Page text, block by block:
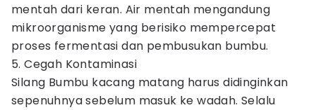
mentah dari keran. Air mentah mengandung
mikroorganisme yang berisiko mempercepat
proses fermentasi dan pembusukan bumbu.
5. Cegah Kontaminasi
Silang Bumbu kacang matang harus didinginkan
sepenuhnya sebelum masuk ke wadah. Selalu